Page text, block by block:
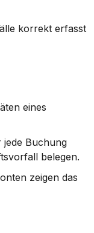
korrekt erfasst
eines
Buchung
belegen.
zeigen das